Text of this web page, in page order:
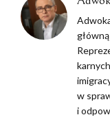
w
i